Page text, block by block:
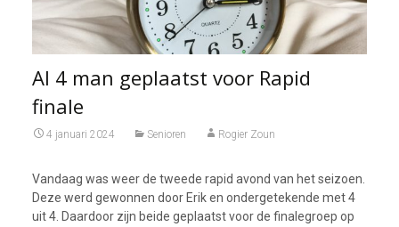
Al 4 man geplaatst voor Rapid
finale
4 januari 2024 Senioren Rogier Zoun
Vandaag was weer de tweede rapid avond van het seizoen.
Deze werd gewonnen door Erik en ondergetekende met 4
uit 4. Daardoor zijn beide geplaatst voor de finalegroep op